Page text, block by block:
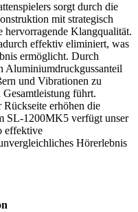
sorgt durch die
mit strategisch
hervorragende Klangqualität.
effektiv eliminiert, was
ermöglicht. Durch
Aluminiumdruckgussanteil
und Vibrationen zu
führt.
Rückseite erhöhen die
SL-1200MK5 verfügt unser
effektive
Hörerlebnis